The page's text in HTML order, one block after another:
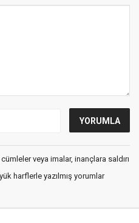
veya imalar, inançlara saldırı
harflerle yazılmış yorumlar